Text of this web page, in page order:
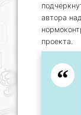
автора
проекта.